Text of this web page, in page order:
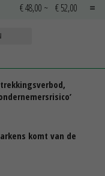
€ 48,00 ~ € 52,00
komt van de